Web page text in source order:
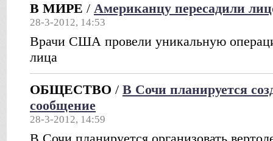
В МИРЕ / Американцу пересадили
28-3-2012, 14:53
Врачи США провели уникальную
лица
ОБЩЕСТВО / В Сочи планируется
сообщение
28-3-2012, 14:59